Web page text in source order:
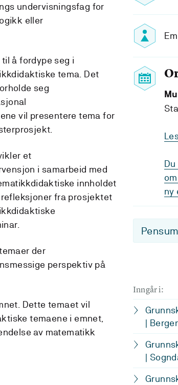
ny
Inngår i:
|
|
undervisningsfag for
eller
å fordype seg i
tema. Det
seg
vil presentere tema for
et
i samarbeid med
innholdet
fra prosjektet
der
perspektiv på
Dette temaet vil
temaene i emnet,
av matematikk